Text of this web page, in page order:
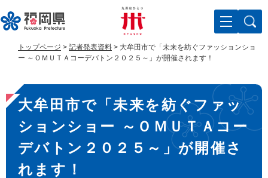
ー
ジ
す
。
ニ
ュ
し
て
トップページ > 記者発表資料 > 大牟田市で「未来を紡ぐファッションショ
ー ～ＯＭＵＴＡコーデバトン２０２５～」が開催されます！
本
文
大牟田市で「未来を紡ぐファッ
ションショー ～ＯＭＵＴＡコー
デバトン２０２５～」が開催さ
れます！